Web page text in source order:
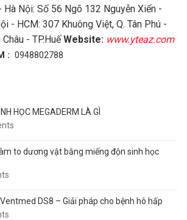
Hà Nội: Số 56 Ngõ 132 Nguyễn Xiển -
- HCM: 307 Khuông Việt, Q. Tân Phú -
- TP.HuếWebsite: www.yteaz.com
: 0948802788
HỌC MEGADERM LÀ GÌ
to dương vật bằng miếng độn sinh học
DS8 – Giải pháp cho bệnh hô hấp